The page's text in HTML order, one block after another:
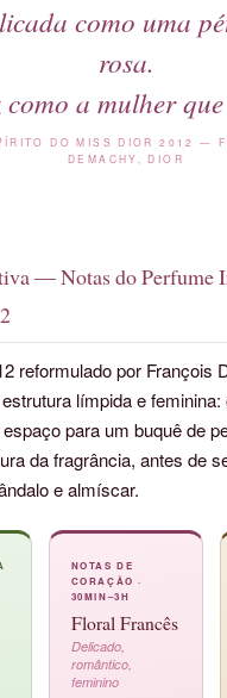
como uma
rosa.
como a mulher
DO MISS DIOR 2012 —
DEMACHY, DIOR
— Notas do Perfume
reformulado por François
límpida e
para um buquê de
da fragrância, antes de
e almíscar.
NOTAS DE
CORAÇÃO ·
30MIN–3H
Floral Francês
Delicado,
romântico,
feminino